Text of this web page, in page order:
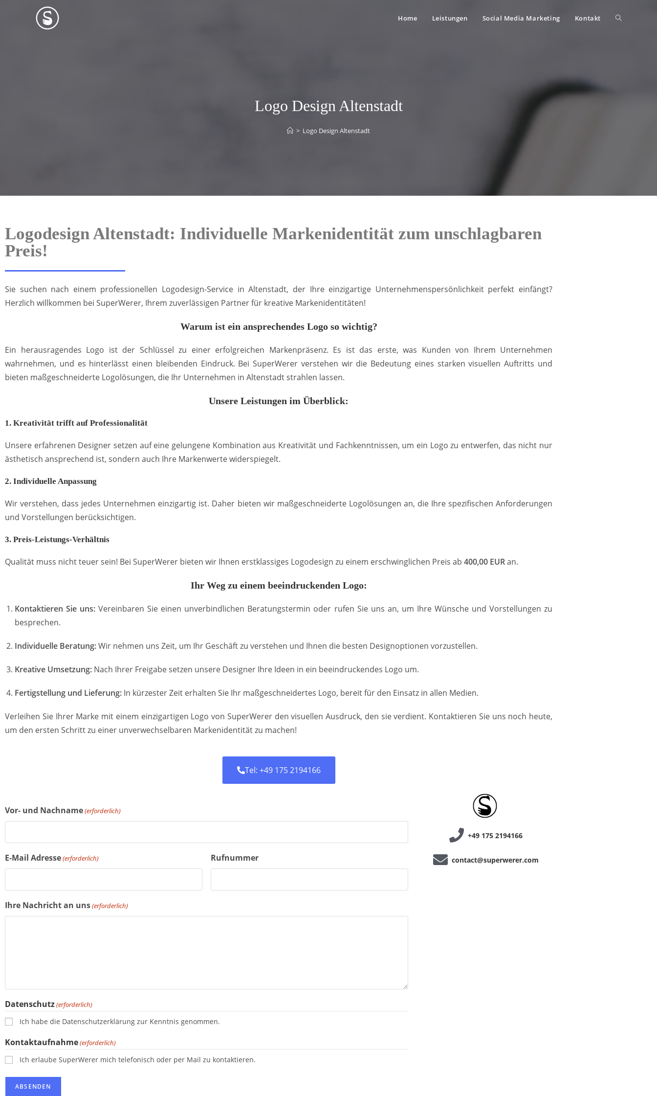
Home Leistungen Social Media Marketing Kontakt
Logo Design Altenstadt
> Logo Design Altenstadt
Logodesign Altenstadt: Individuelle Markenidentität zum unschlagbaren
Preis!
Sie suchen nach einem professionellen Logodesign-Service in Altenstadt, der Ihre einzigartige Unternehmenspersönlichkeit perfekt einfängt?
Herzlich willkommen bei SuperWerer, Ihrem zuverlässigen Partner für kreative Markenidentitäten!
Warum ist ein ansprechendes Logo so wichtig?
Ein herausragendes Logo ist der Schlüssel zu einer erfolgreichen Markenpräsenz. Es ist das erste, was Kunden von Ihrem Unternehmen
wahrnehmen, und es hinterlässt einen bleibenden Eindruck. Bei SuperWerer verstehen wir die Bedeutung eines starken visuellen Auftritts und
bieten maßgeschneiderte Logolösungen, die Ihr Unternehmen in Altenstadt strahlen lassen.
Unsere Leistungen im Überblick:
1. Kreativität trifft auf Professionalität
Unsere erfahrenen Designer setzen auf eine gelungene Kombination aus Kreativität und Fachkenntnissen, um ein Logo zu entwerfen, das nicht nur
ästhetisch ansprechend ist, sondern auch Ihre Markenwerte widerspiegelt.
2. Individuelle Anpassung
Wir verstehen, dass jedes Unternehmen einzigartig ist. Daher bieten wir maßgeschneiderte Logolösungen an, die Ihre spezifischen Anforderungen
und Vorstellungen berücksichtigen.
3. Preis-Leistungs-Verhältnis
Qualität muss nicht teuer sein! Bei SuperWerer bieten wir Ihnen erstklassiges Logodesign zu einem erschwinglichen Preis ab 400,00 EURan.
Ihr Weg zu einem beeindruckenden Logo:
Kontaktieren Sie uns: Vereinbaren Sie einen unverbindlichen Beratungstermin oder rufen Sie uns an, um Ihre Wünsche und Vorstellungen zu
besprechen.
Individuelle Beratung:Wir nehmen uns Zeit, um Ihr Geschäft zu verstehen und Ihnen die besten Designoptionen vorzustellen.
Kreative Umsetzung: Nach Ihrer Freigabe setzen unsere Designer Ihre Ideen in ein beeindruckendes Logo um.
Fertigstellung und Lieferung: In kürzester Zeit erhalten Sie Ihr maßgeschneidertes Logo, bereit für den Einsatz in allen Medien.
Verleihen Sie Ihrer Marke mit einem einzigartigen Logo von SuperWerer den visuellen Ausdruck, den sie verdient. Kontaktieren Sie uns noch heute,
um den ersten Schritt zu einer unverwechselbaren Markenidentität zu machen!
Tel: +49 175 2194166
Vor- und Nachname(erforderlich)
E-Mail Adresse(erforderlich) Rufnummer
Ihre Nachricht an uns(erforderlich)
Datenschutz(erforderlich)
Ich habe die Datenschutzerklärung zur Kenntnis genommen.
Kontaktaufnahme(erforderlich)
Ich erlaube SuperWerer mich telefonisch oder per Mail zu kontaktieren.
+49 175 2194166
contact@superwerer.com